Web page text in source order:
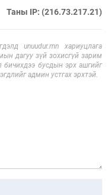
Таны IP: (216.73.217.21)
unuudur.mn хариуцлага
дагуу зүй зохисгүй зарим
бичихдээ бусдын эрх ашгийг
админ устгах эрхтэй.